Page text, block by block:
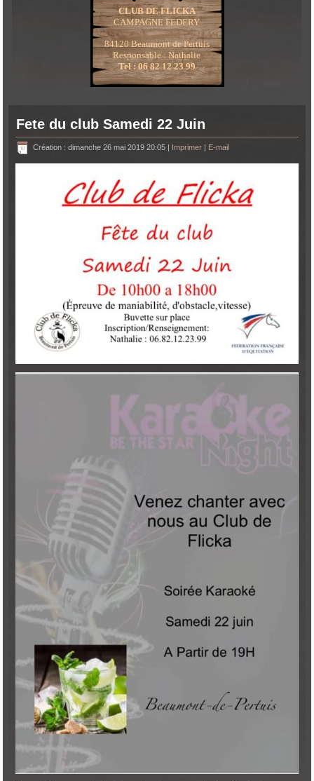
CLUB DE FLICKA
CAMPAGNE FEDERY
84120 Beaumont de Pertuis
Responsable : Nathalie
Tel : 06 82 12 23 99
Fete du club Samedi 22 Juin
Création : dimanche 26 mai 2019 20:05 | Imprimer | E-mail